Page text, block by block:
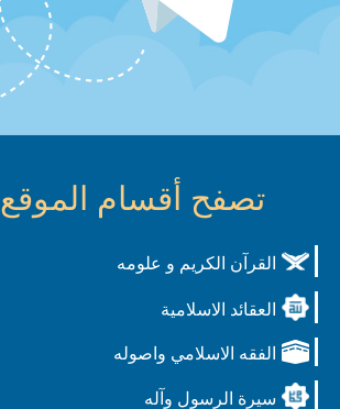
تصفح أقسام الموقع
القرآن الكريم و علومه
العقائد الاسلامية
الفقه الاسلامي واصوله
سيرة الرسول وآله